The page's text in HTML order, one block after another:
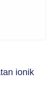
ionik